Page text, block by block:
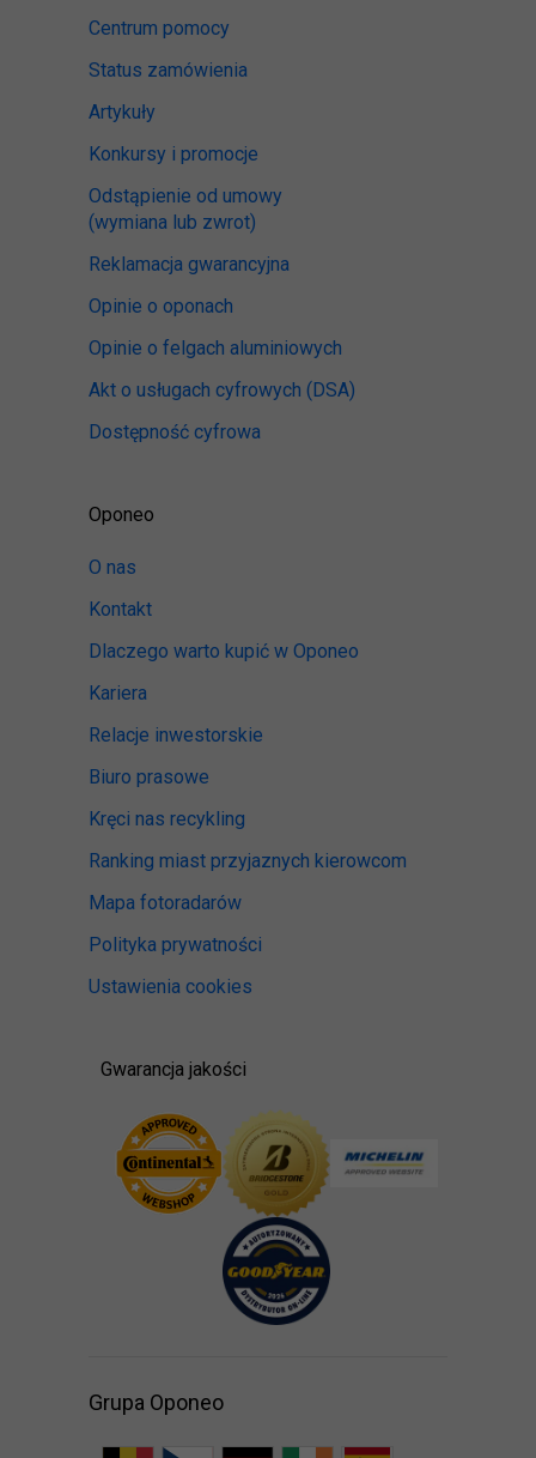
Centrum pomocy
Status zamówienia
Artykuły
Konkursy i promocje
Odstąpienie od umowy
(wymiana lub zwrot)
Reklamacja gwarancyjna
Opinie o oponach
Opinie o felgach aluminiowych
Akt o usługach cyfrowych (DSA)
Dostępność cyfrowa
Oponeo
O nas
Kontakt
Dlaczego warto kupić w Oponeo
Kariera
Relacje inwestorskie
Biuro prasowe
Kręci nas recykling
Ranking miast przyjaznych kierowcom
Mapa fotoradarów
Polityka prywatności
Ustawienia cookies
Gwarancja jakości
Grupa Oponeo